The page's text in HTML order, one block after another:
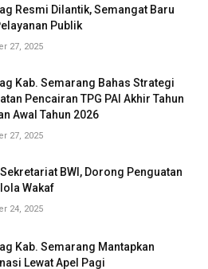
Resmi Dilantik, Semangat Baru
Publik
27, 2025
Kab. Semarang Bahas Strategi
Pencairan TPG PAI Akhir Tahun
Awal Tahun 2026
27, 2025
BWI, Dorong Penguatan
Wakaf
24, 2025
Kab. Semarang Mantapkan
Lewat Apel Pagi